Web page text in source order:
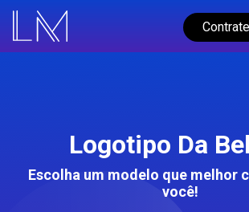
Logotipo Da
Escolha um modelo que melhor
você!